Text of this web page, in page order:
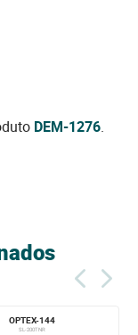
DEM-1276.
OPTEX-144
SL-200TNR